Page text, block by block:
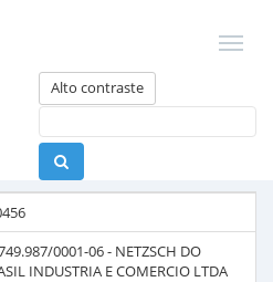
Alto contraste
0001-06- NETZSCH DO
INDUSTRIA E COMERCIO LTDA